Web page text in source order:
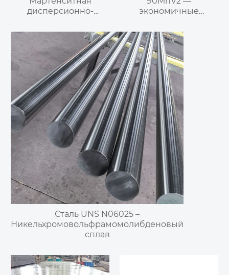
дисперсионно-
нержавеющая сталь
экономичные
холодноштамповые
стали
Сталь UNS N06025 –
Никельхромовольфрамомолибденовый
сплав